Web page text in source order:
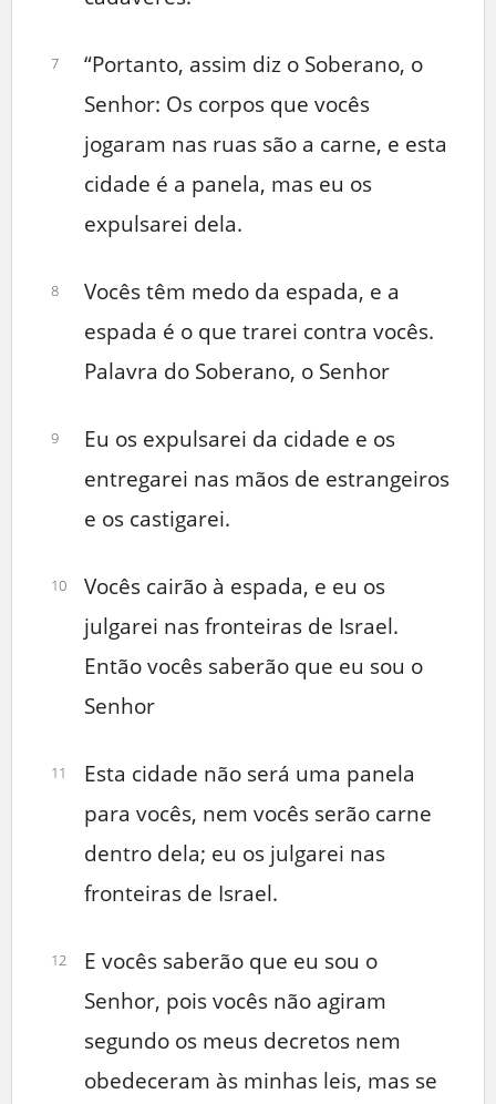
7
“Portanto, assim diz o Soberano, o
Senhor: Os corpos que vocês
jogaram nas ruas são a carne, e esta
cidade é a panela, mas eu os
expulsarei dela.
8
Vocês têm medo da espada, e a
espada é o que trarei contra vocês.
Palavra do Soberano, o Senhor
9
Eu os expulsarei da cidade e os
entregarei nas mãos de estrangeiros
e os castigarei.
10
Vocês cairão à espada, e eu os
julgarei nas fronteiras de Israel.
Então vocês saberão que eu sou o
Senhor
11
Esta cidade não será uma panela
para vocês, nem vocês serão carne
dentro dela; eu os julgarei nas
fronteiras de Israel.
12
E vocês saberão que eu sou o
Senhor, pois vocês não agiram
segundo os meus decretos nem
obedeceram às minhas leis, mas se